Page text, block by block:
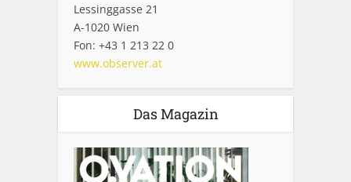
Lessinggasse 21
A-1020 Wien
Fon: +43 1 213 22 0
www.observer.at
Das Magazin